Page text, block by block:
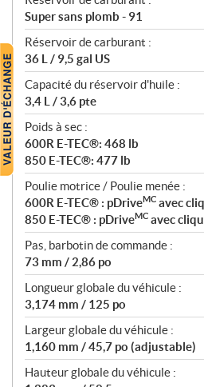
Super sans plomb - 91
Réservoir de carburant :
36 L / 9,5 gal US
Capacité du réservoir d'huile :
3,4 L / 3,6 pte
Poids à sec :
600R E-TEC®: 468 lb
850 E-TEC®: 477 lb
Poulie motrice / Poulie menée :
600R E-TEC® : pDriveMC avec
850 E-TEC® : pDriveMC avec
Pas, barbotin de commande :
73 mm / 2,86 po
Longueur globale du véhicule :
3,174 mm / 125 po
Largeur globale du véhicule :
1,160 mm / 45,7 po (adjustable)
Hauteur globale du véhicule :